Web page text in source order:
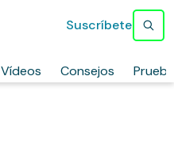
Vídeos Consejos
Suscríbete